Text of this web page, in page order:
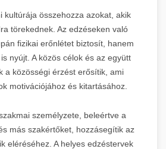
kultúrája összehozza azokat, akik
törekednek. Az edzéseken való
fizikai erőnlétet biztosít, hanem
nyújt. A közös célok és az együtt
a közösségi érzést erősítik, ami
motivációjához és kitartásához.
személyzete, beleértve a
más szakértőket, hozzásegítik az
eléréséhez. A helyes edzéstervek